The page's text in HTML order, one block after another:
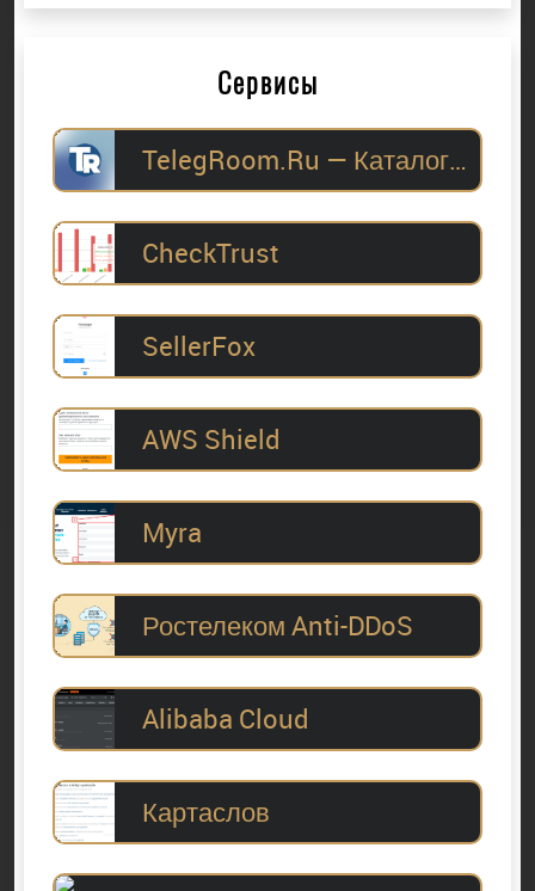
Сервисы
TelegRoom.Ru — Каталог Telegram-каналов для
CheckTrust
SellerFox
AWS Shield
Myra
Ростелеком Anti-DDoS
Alibaba Cloud
Картаслов